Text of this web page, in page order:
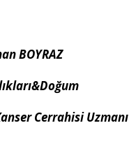
BOYRAZ
Cerrahisi Uzmanı